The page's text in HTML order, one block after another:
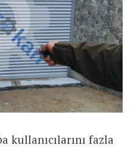
kullanıcılarını fazla